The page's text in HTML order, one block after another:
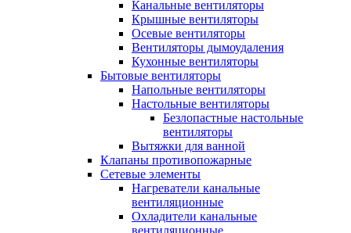
Канальные вентиляторы
Крышные вентиляторы
Осевые вентиляторы
Вентиляторы дымоудаления
Кухонные вентиляторы
Бытовые вентиляторы
Напольные вентиляторы
Настольные вентиляторы
Безлопастные настольные
вентиляторы
Вытяжки для ванной
Клапаны противопожарные
Сетевые элементы
Нагреватели канальные
вентиляционные
Охладители канальные
вентиляционные